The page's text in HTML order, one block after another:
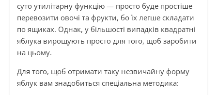
суто утилітарну функцію — просто буде простіше
перевозити овочі та фрукти, бо їх легше складати
по ящиках. Однак, у більшості випадків квадратні
яблука вирощують просто для того, щоб заробити
на цьому.
Для того, щоб отримати таку незвичайну форму
яблук вам знадобиться спеціальна методика: